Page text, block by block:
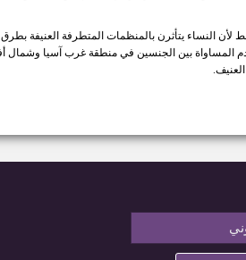
النساء يتأثرن بالمنظمات المتطرفة العنيفة بطرق
المساواة بين الجنسين في منطقة غرب آسيا